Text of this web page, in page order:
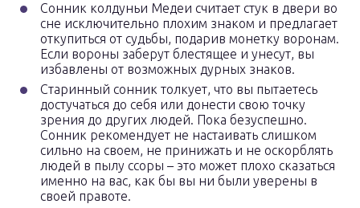
Сонник колдуньи Медеи считает стук в двери во
сне исключительно плохим знаком и предлагает
откупиться от судьбы, подарив монетку воронам.
Если вороны заберут блестящее и унесут, вы
избавлены от возможных дурных знаков.
Старинный сонник толкует, что вы пытаетесь
достучаться до себя или донести свою точку
зрения до других людей. Пока безуспешно.
Сонник рекомендует не настаивать слишком
сильно на своем, не принижать и не оскорблять
людей в пылу ссоры – это может плохо сказаться
именно на вас, как бы вы ни были уверены в
своей правоте.